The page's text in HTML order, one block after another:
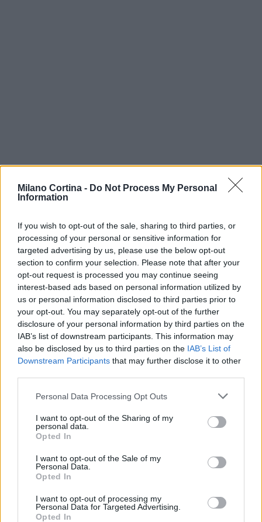
Milano Cortina - Do Not Process My Personal
Information
If you wish to opt-out of the sale, sharing to third parties, or
processing of your personal or sensitive information for
targeted advertising by us, please use the below opt-out
section to confirm your selection. Please note that after your
opt-out request is processed you may continue seeing
interest-based ads based on personal information utilized by
us or personal information disclosed to third parties prior to
your opt-out. You may separately opt-out of the further
disclosure of your personal information by third parties on the
IAB’s list of downstream participants. This information may
also be disclosed by us to third parties on the IAB’s List of
Downstream Participants that may further disclose it to other
Please note that this website/app uses one or more Google
not limited to your visit or usage behaviour. You may click to
grant or deny consent to Google and its third-party tags to
use your data for below specified purposes in below Google
consent section.
Personal Data Processing Opt Outs
I want to opt-out of the Sharing of my
personal data.
Opted In
I want to opt-out of the Sale of my
Personal Data.
Opted In
I want to opt-out of processing my
Personal Data for Targeted Advertising.
Opted In
Continua a leggere
MILANOCORTINA26 (I LUOGHI)
Cervino CineMountain
Marco Tessari · 6 Ago 2026
MILANOCORTINA26 (I LUOGHI)